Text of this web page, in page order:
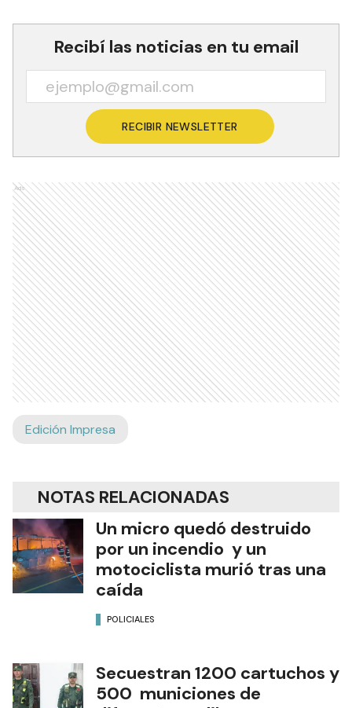
Recibí las noticias en tu email
RECIBIR NEWSLETTER
Ads
Edición Impresa
NOTAS RELACIONADAS
Un micro quedó destruido
por un incendio y un
motociclista murió tras una
caída
POLICIALES
Secuestran 1200 cartuchos y
500 municiones de